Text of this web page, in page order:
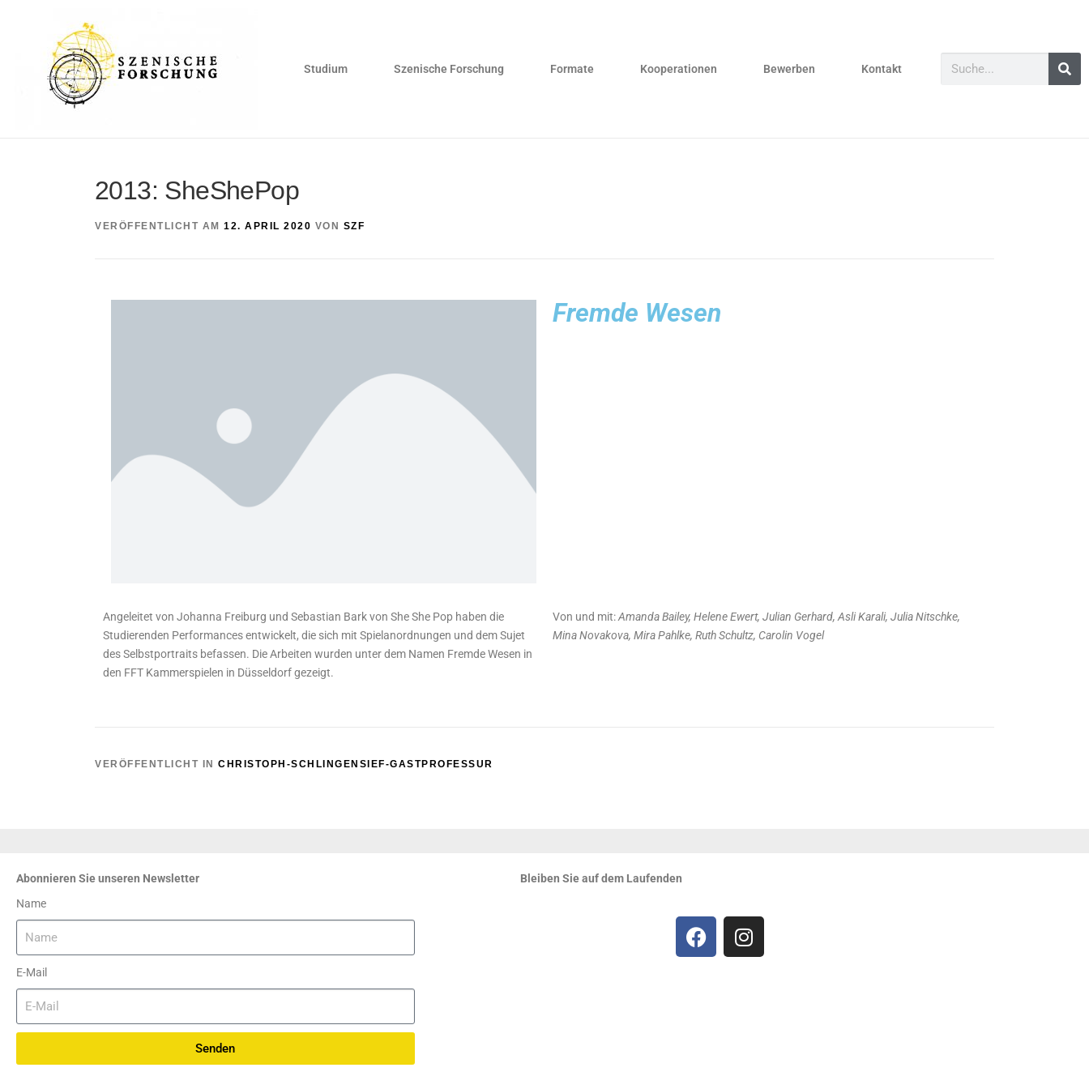
Studium Szenische Forschung Formate Kooperationen Bewerben Kontakt
2013: SheShePop
VERÖFFENTLICHT AM 12. APRIL 2020 VON SZF
Fremde Wesen
Angeleitet von Johanna Freiburg und Sebastian Bark von She She Pop haben die
Studierenden Performances entwickelt, die sich mit Spielanordnungen und dem Sujet
des Selbstportraits befassen. Die Arbeiten wurden unter dem Namen Fremde Wesen in
den FFT Kammerspielen in Düsseldorf gezeigt.
Von und mit:Amanda Bailey, Helene Ewert, Julian Gerhard, Asli Karali, Julia Nitschke,
Mina Novakova, Mira Pahlke, Ruth Schultz, Carolin Vogel
VERÖFFENTLICHT IN CHRISTOPH-SCHLINGENSIEF-GASTPROFESSUR
Abonnieren Sie unseren Newsletter
Name
E-Mail
Senden
Bleiben Sie auf dem Laufenden